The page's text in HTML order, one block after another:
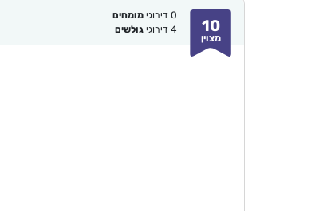
10
מצוין
0 דירוגימומחים
4 דירוגיגולשים